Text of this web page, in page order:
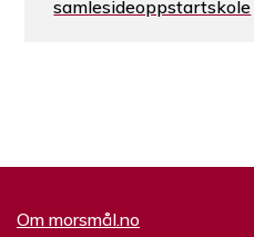
samlesideoppstartskole
Om morsmål.no